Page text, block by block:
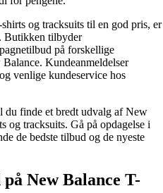
og tracksuits til en god pris, er
Butikken tilbyder
på forskellige
Kundeanmeldelser
venlige kundeservice hos
finde et bredt udvalg af New
og tracksuits. Gå på opdagelse i
de bedste tilbud og de nyeste
New Balance T-